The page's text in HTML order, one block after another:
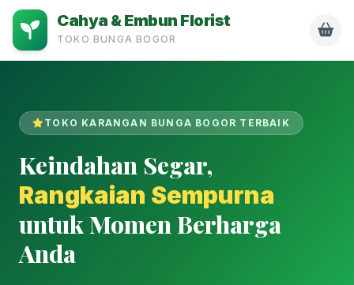
Cahya & Embun Florist
TOKO BUNGA BOGOR
TOKO KARANGAN BUNGA BOGOR TERBAIK
Keindahan Segar,
Rangkaian Sempurna
untuk Momen Berharga
Anda